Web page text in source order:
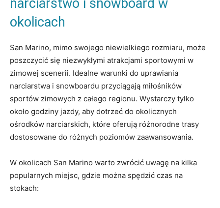
narciarstwo ‌i⁣ snowboard w
okolicach
San Marino, mimo swojego niewielkiego ​rozmiaru, może
poszczycić się niezwykłymi atrakcjami⁤ sportowymi w
zimowej scenerii. ⁤Idealne⁢ warunki do uprawiania
narciarstwa⁢ i snowboardu przyciągają miłośników
sportów zimowych ⁣z całego‍ regionu. Wystarczy tylko
około⁣ godziny jazdy, aby dotrzeć‍ do okolicznych
ośrodków⁤ narciarskich,‌ które oferują różnorodne ​trasy
dostosowane do różnych poziomów ‌zaawansowania.
W okolicach San Marino warto zwrócić uwagę‌ na kilka‌
popularnych ‍miejsc, gdzie można ‍spędzić czas na​
stokach: